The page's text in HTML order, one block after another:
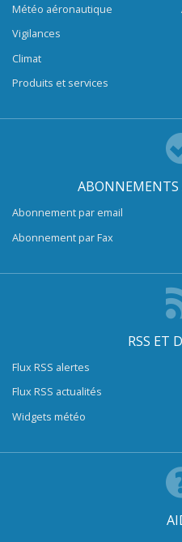
Météo aéronautique
Vigilances
Climat
Produits et services
ABONNEMENTS
Abonnement par email
Abonnement par Fax
RSS ET
Flux RSS alertes
Flux RSS actualités
Widgets météo